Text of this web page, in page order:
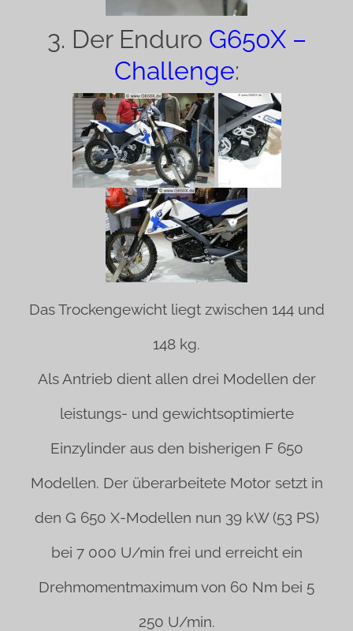
3. Der Enduro G650X –
Challenge:
Das Trockengewicht liegt zwischen 144 und
148 kg.
Als Antrieb dient allen drei Modellen der
leistungs- und gewichtsoptimierte
Einzylinder aus den bisherigen F 650
Modellen. Der überarbeitete Motor setzt in
den G 650 X-Modellen nun 39 kW (53 PS)
bei 7 000 U/min frei und erreicht ein
Drehmomentmaximum von 60 Nm bei 5
250 U/min.